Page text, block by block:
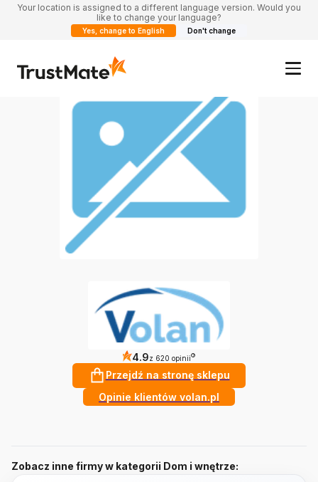
Your location is assigned to a different language version. Would you
like to change your language?
Yes, change to English Don't change
4.9z 620 opinii ?
Przejdź na stronę sklepu
Opinie klientów volan.pl
Zobacz inne firmy w kategorii Dom i wnętrze: